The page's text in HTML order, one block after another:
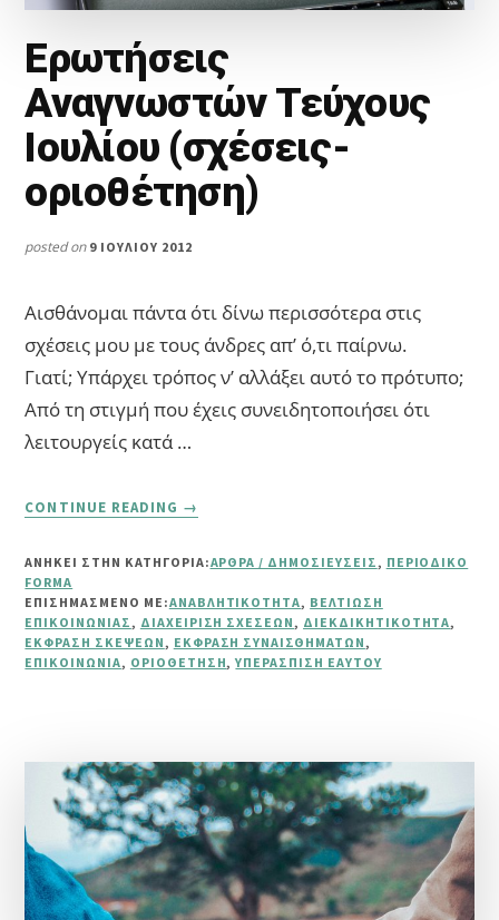
Ερωτήσεις
Αναγνωστών Τεύχους
Ιουλίου (σχέσεις-
οριοθέτηση)
posted on 9 ΙΟΥΛΊΟΥ 2012
Αισθάνομαι πάντα ότι δίνω περισσότερα στις
σχέσεις μου με τους άνδρες απ’ ό,τι παίρνω.
Γιατί; Yπάρχει τρόπος ν’ αλλάξει αυτό το πρότυπο;
Από τη στιγμή που έχεις συνειδητοποιήσει ότι
λειτουργείς κατά …
CONTINUE READING
ABOUT
ΤΕΎΧΟΥΣ
ΙΟΥΛΊΟΥ
(ΣΧΈΣΕΙΣ-
ΟΡΙΟΘΈΤΗΣΗ)
→
ΑΝΗΚΕΙ ΣΤΗΝ ΚΑΤΗΓΟΡΙΑ:ΆΡΘΡΑ / ΔΗΜΟΣΙΕΎΣΕΙΣ, ΠΕΡΙΟΔΙΚΌ
FORMA
ΕΠΙΣΗΜΑΣΜΈΝΟ ΜΕ:ΑΝΑΒΛΗΤΙΚΌΤΗΤΑ, ΒΕΛΤΊΩΣΗ
ΕΠΙΚΟΙΝΩΝΊΑΣ, ΔΙΑΧΕΊΡΙΣΗ ΣΧΈΣΕΩΝ, ΔΙΕΚΔΙΚΗΤΙΚΌΤΗΤΑ,
ΈΚΦΡΑΣΗ ΣΚΈΨΕΩΝ, ΈΚΦΡΑΣΗ ΣΥΝΑΙΣΘΗΜΆΤΩΝ,
ΕΠΙΚΟΙΝΩΝΊΑ, ΟΡΙΟΘΈΤΗΣΗ,ΥΠΕΡΆΣΠΙΣΗ ΕΑΥΤΟΎ